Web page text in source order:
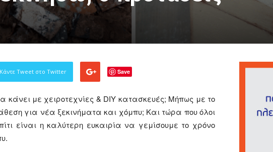
Είδη
Κάντε Tweet στο Twitter Save
κάνει με χειροτεχνίες & DIY κατασκευές; Μήπως με το
για νέα ξεκινήματα και χόμπυ; Και τώρα που όλοι
είναι η καλύτερη ευκαιρία να γεμίσουμε το χρόνο